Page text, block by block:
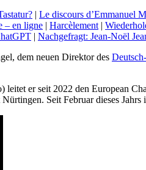
| Le discours d’Emmanuel
– en ligne | Harcèlement|
| Nachgefragt: Jean-Noël
dem neuen Direktor des
er seit 2022 den European
Seit Februar dieses Jahrs